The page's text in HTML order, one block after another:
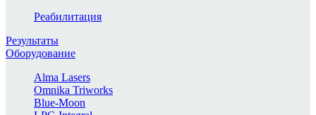
Реабилитация
Результаты
Оборудование
Alma Lasers
Omnika Triworks
Blue-Moon